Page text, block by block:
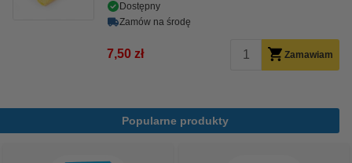
Dostępny
Zamów na środę
7,50 zł Zamawiam
Popularne produkty